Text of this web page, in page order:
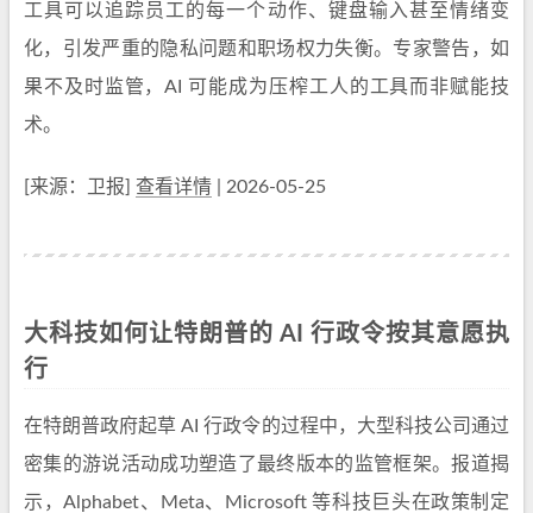
工具可以追踪员工的每一个动作、键盘输入甚至情绪变
化，引发严重的隐私问题和职场权力失衡。专家警告，如
果不及时监管，AI 可能成为压榨工人的工具而非赋能技
术。
[来源：卫报] 查看详情 | 2026-05-25
大科技如何让特朗普的 AI 行政令按其意愿执
行
在特朗普政府起草 AI 行政令的过程中，大型科技公司通过
密集的游说活动成功塑造了最终版本的监管框架。报道揭
示，Alphabet、Meta、Microsoft 等科技巨头在政策制定